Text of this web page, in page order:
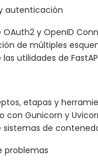
autenticación
OAuth2 y OpenID
de múltiples
las utilidades de
etapas y
con Gunicorn y
sistemas de
problemas